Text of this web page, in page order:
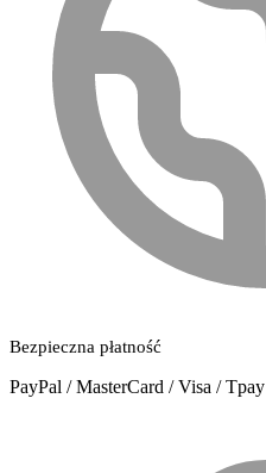
Bezpieczna płatność
PayPal / MasterCard / Visa / Tpay